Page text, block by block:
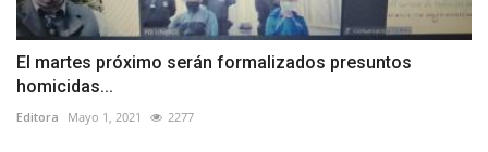
El martes próximo serán formalizados presuntos
homicidas...
Editora Mayo 1, 2021 2277